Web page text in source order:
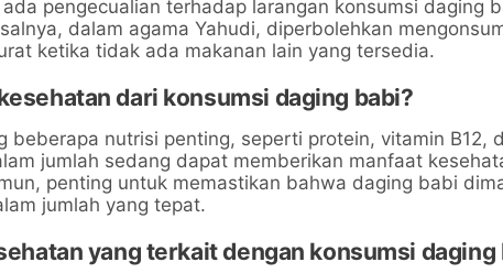
pengecualian terhadap larangan konsumsi daging
dalam agama Yahudi, diperbolehkan
ketika tidak ada makanan lain yang tersedia.
dari konsumsi daging babi?
beberapa nutrisi penting, seperti protein, vitamin B12,
jumlah sedang dapat memberikan manfaat
penting untuk memastikan bahwa daging babi
jumlah yang tepat.
yang terkait dengan konsumsi daging